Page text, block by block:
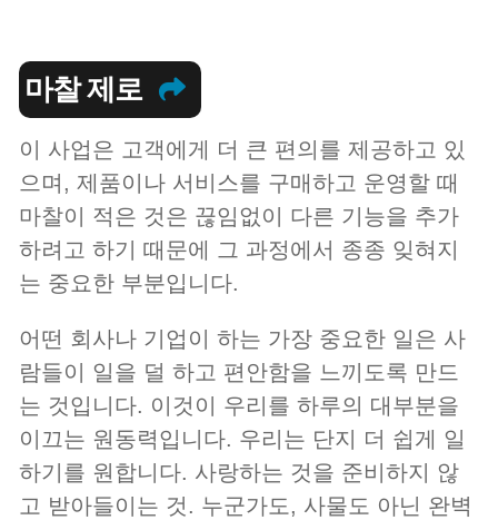
마찰 제로
이 사업은 고객에게 더 큰 편의를 제공하고 있
으며, 제품이나 서비스를 구매하고 운영할 때
마찰이 적은 것은 끊임없이 다른 기능을 추가
하려고 하기 때문에 그 과정에서 종종 잊혀지
는 중요한 부분입니다.
어떤 회사나 기업이 하는 가장 중요한 일은 사
람들이 일을 덜 하고 편안함을 느끼도록 만드
는 것입니다. 이것이 우리를 하루의 대부분을
이끄는 원동력입니다. 우리는 단지 더 쉽게 일
하기를 원합니다. 사랑하는 것을 준비하지 않
고 받아들이는 것. 누군가도, 사물도 아닌 완벽